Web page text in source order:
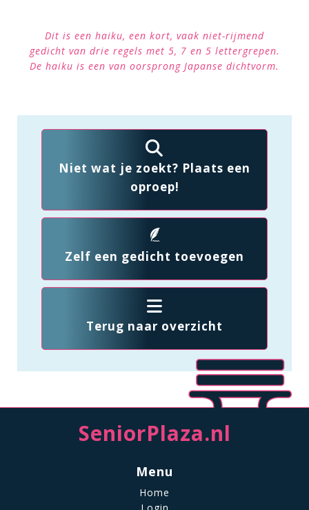
Dit is een haiku, een kort, vaak niet-rijmend
gedicht van drie regels met 5, 7 en 5 lettergrepen.
De haiku is een van oorsprong Japanse dichtvorm.
Niet wat je zoekt? Plaats een
oproep!
Zelf een gedicht toevoegen
Terug naar overzicht
SeniorPlaza.nl
Menu
Home